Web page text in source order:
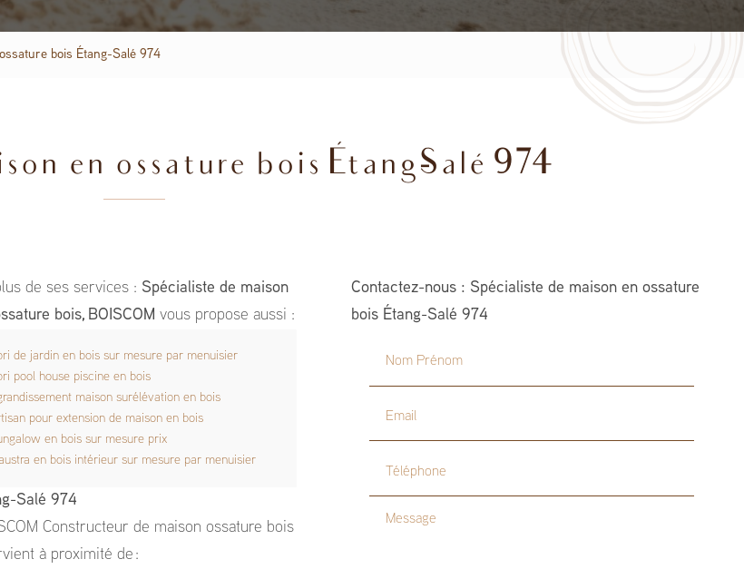
bois Étang-Salé 974
en ossature bois Étang-Salé 974
de ses services : Spécialiste de maison
bois, BOISCOM vous propose aussi :
de jardin en bois sur mesure par menuisier
pool house piscine en bois
maison surélévation en bois
pour extension de maison en bois
en bois sur mesure prix
en bois intérieur sur mesure par menuisier
Salé 974
Constructeur de maison ossature bois
à proximité de :
Contactez-nous : Spécialiste de maison en ossature
bois Étang-Salé 974
Nom Prénom
Email
Message